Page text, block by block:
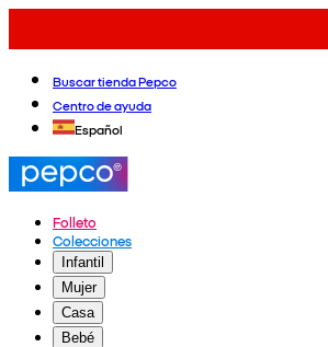
Buscar tienda Pepco
Centro de ayuda
Español
Folleto
Colecciones
Infantil
Mujer
Casa
Bebé